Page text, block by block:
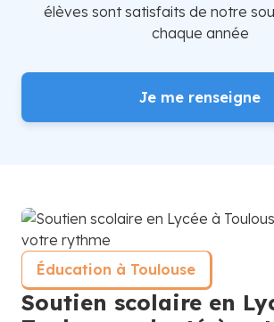
élèves sont satisfaits de notre
chaque année
Je me renseigne
Éducation à Toulouse
Soutien scolaire en